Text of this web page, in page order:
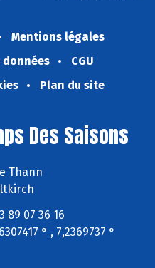
Mentions légales
CGU
Plan du site
Des Saisons
Thann
89 07 36 16
° , 7,2369737 °